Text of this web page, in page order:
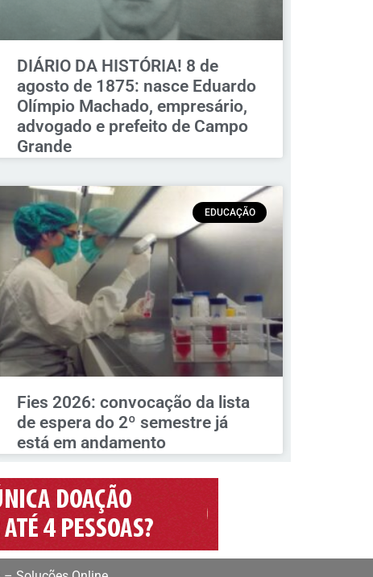
DIÁRIO DA HISTÓRIA! 8 de
agosto de 1875: nasce Eduardo
Olímpio Machado, empresário,
advogado e prefeito de Campo
Grande
EDUCAÇÃO
Fies 2026: convocação da lista
de espera do 2º semestre já
está em andamento